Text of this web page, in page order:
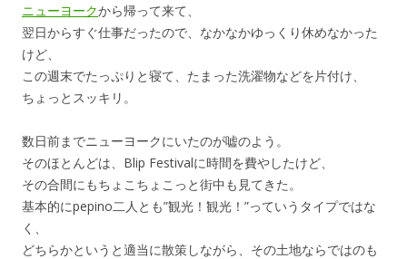
ニューヨークから帰って来て、
翌日からすぐ仕事だったので、なかなかゆっくり休めなかった
けど、
この週末でたっぷりと寝て、たまった洗濯物などを片付け、
ちょっとスッキリ。
数日前までニューヨークにいたのが嘘のよう。
そのほとんどは、Blip Festivalに時間を費やしたけど、
その合間にもちょこちょこっと街中も見てきた。
基本的にpepino二人とも”観光！観光！”っていうタイプではな
く、
どちらかというと適当に散策しながら、その土地ならではのも